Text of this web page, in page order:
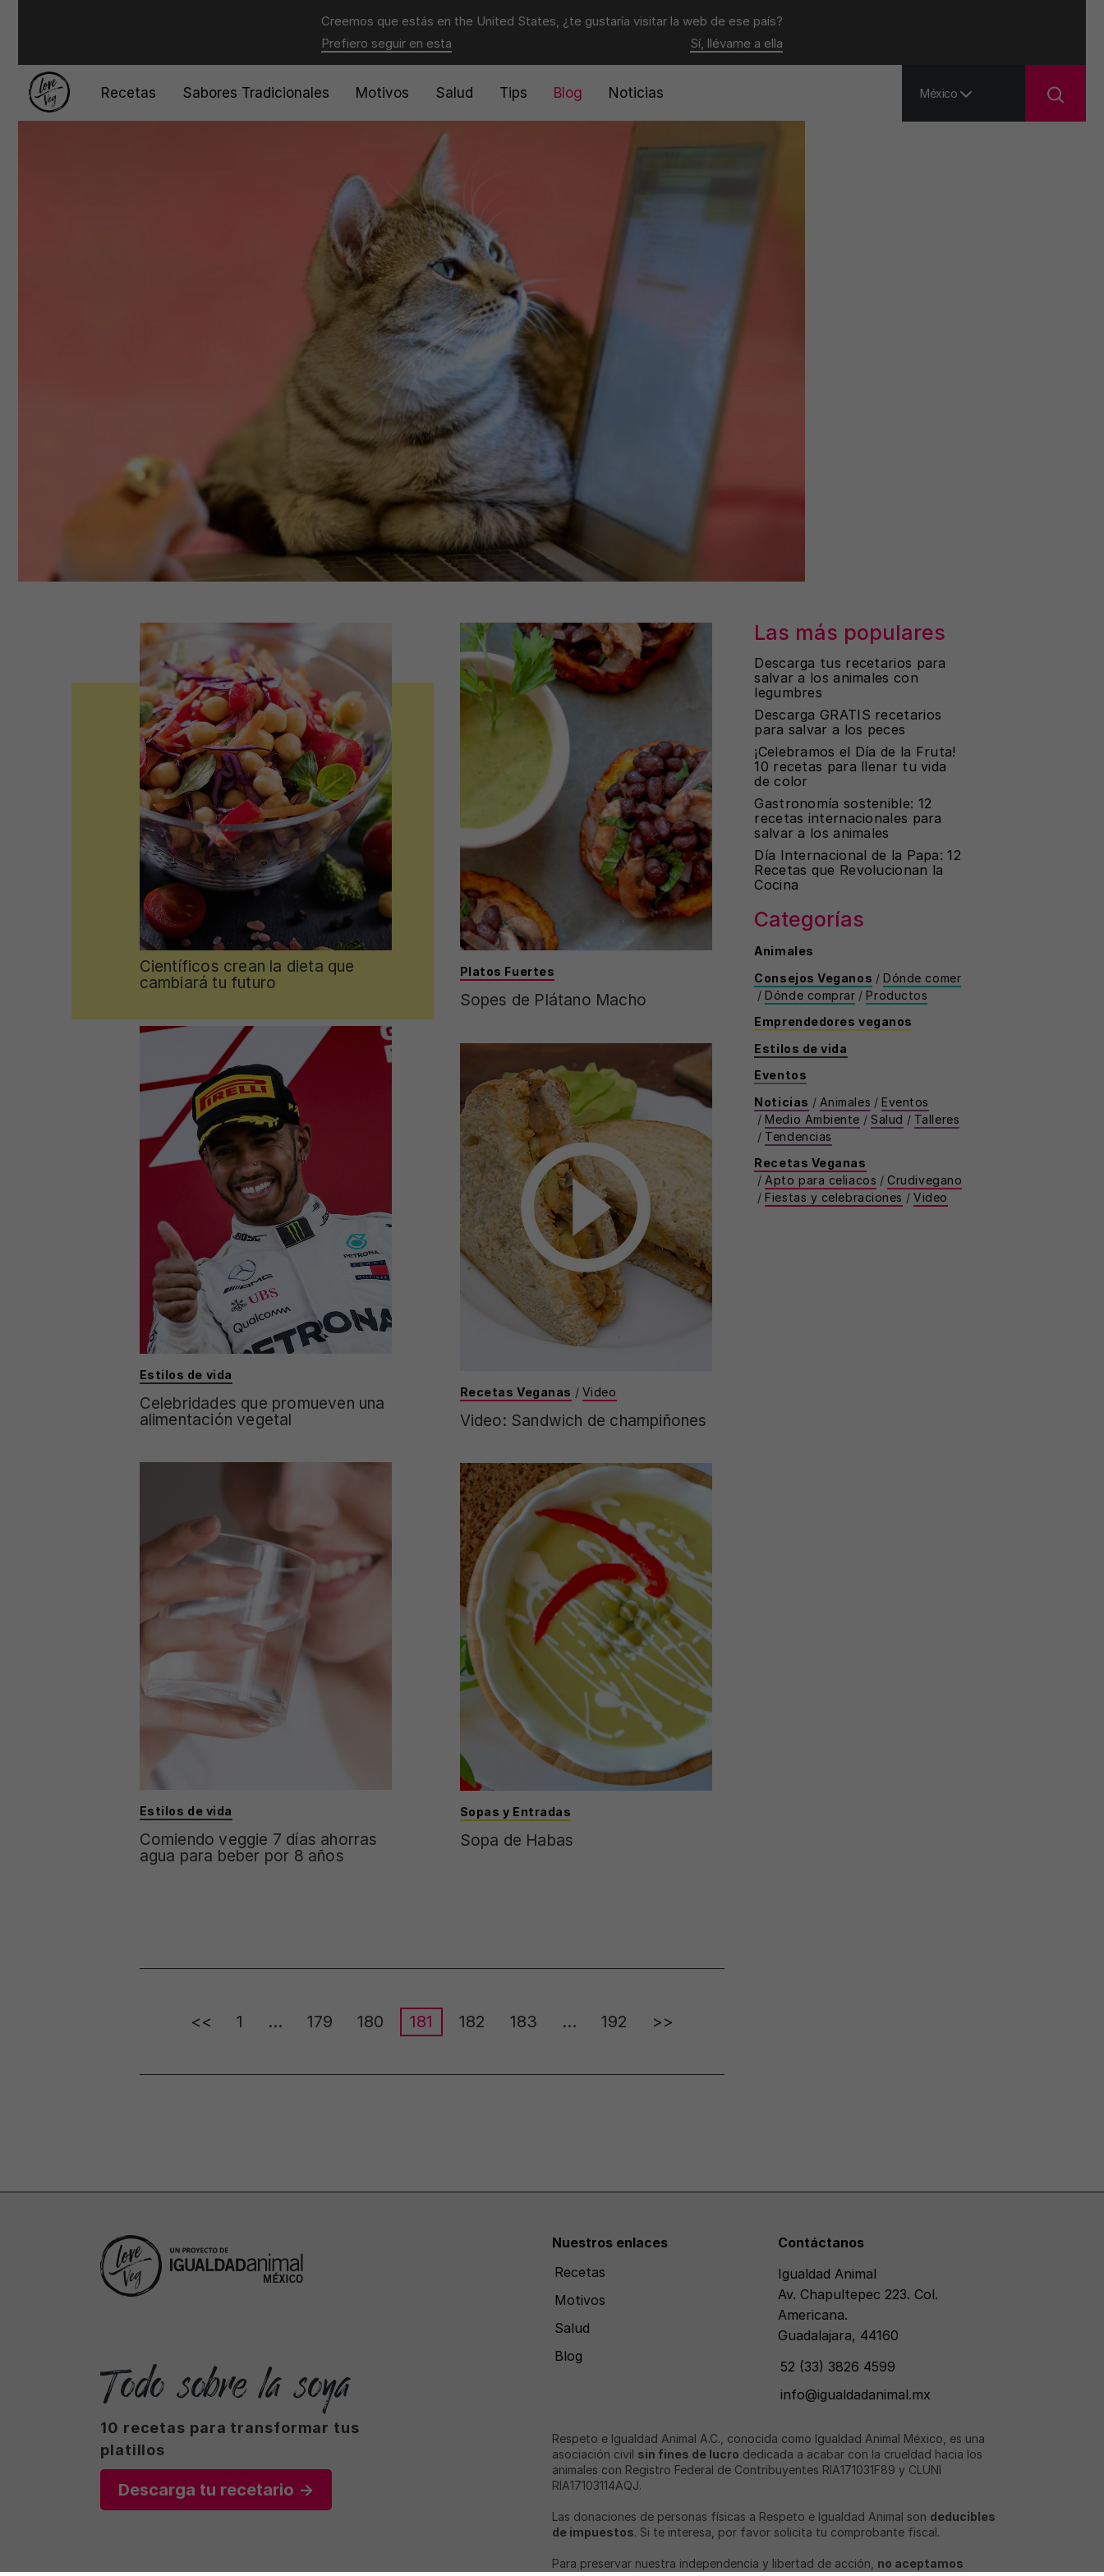
Creemos que estás en the United States, ¿te gustaría visitar la web de ese país?
Prefiero seguir en esta
Sí, llévame a ella
Recetas Sabores Tradicionales Motivos Salud Tips Blog Noticias México
Científicos crean la dieta que
cambiará tu futuro
Estilos de vida
Celebridades que promueven una
alimentación vegetal
Estilos de vida
Comiendo veggie 7 días ahorras
agua para beber por 8 años
Platos Fuertes
Sopes de Plátano Macho
Recetas Veganas / Video
Video: Sandwich de champiñones
Sopas y Entradas
Sopa de Habas
<< 1 … 179 180 181 182 183 … 192 >>
Las más populares
Descarga tus recetarios para
salvar a los animales con
legumbres
Descarga GRATIS recetarios
para salvar a los peces
¡Celebramos el Día de la Fruta!
10 recetas para llenar tu vida
de color
Gastronomía sostenible: 12
recetas internacionales para
salvar a los animales
Día Internacional de la Papa: 12
Recetas que Revolucionan la
Cocina
Categorías
Animales
Consejos Veganos / Dónde comer
/ Dónde comprar / Productos
Emprendedores veganos
Estilos de vida
Eventos
Noticias / Animales / Eventos
/ Medio Ambiente / Salud / Talleres
/ Tendencias
Recetas Veganas
/ Apto para celiacos / Crudivegano
/ Fiestas y celebraciones / Video
Todo sobre la soya
10 recetas para transformar tus
platillos
Descarga tu recetario →
Nuestros enlaces
Recetas
Motivos
Salud
Blog
Contáctanos
Igualdad Animal
Av. Chapultepec 223. Col.
Americana.
Guadalajara, 44160
52 (33) 3826 4599
info@igualdadanimal.mx
Respeto e Igualdad Animal A.C., conocida como Igualdad Animal México, es una
asociación civil sin fines de lucro dedicada a acabar con la crueldad hacia los
animales con Registro Federal de Contribuyentes RIA171031F89 y CLUNI
RIA17103114AQJ.
Las donaciones de personas físicas a Respeto e Igualdad Animal son deducibles
de impuestos. Si te interesa, por favor solicita tu comprobante fiscal.
Para preservar nuestra independencia y libertad de acción, no aceptamos